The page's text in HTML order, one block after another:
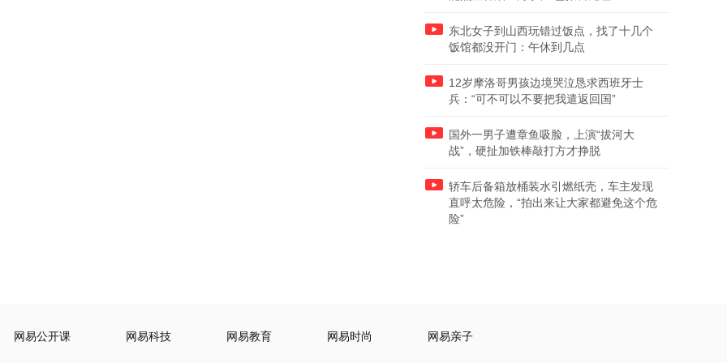
东北女子到山西玩错过饭点，找了十几个
饭馆都没开门：午休到几点
12岁摩洛哥男孩边境哭泣恳求西班牙士
兵：“可不可以不要把我遣返回国”
国外一男子遭章鱼吸脸，上演“拔河大
战”，硬扯加铁棒敲打方才挣脱
轿车后备箱放桶装水引燃纸壳，车主发现
直呼太危险，“拍出来让大家都避免这个危
险”
网易公开课 网易科技 网易教育 网易时尚 网易亲子